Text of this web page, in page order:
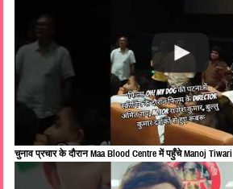
चुनाव प्रचार के दौरान Maa Blood Centre में पहुँचे Manoj Tiwari